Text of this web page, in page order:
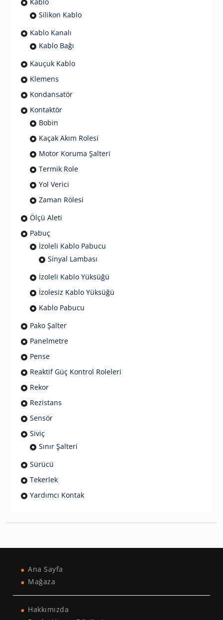
Silikon Kablo
Kablo Kanalı
Kablo Bağı
Kauçuk Kablo
Klemens
Kondansatör
Kontaktör
Bobin
Kaçak Akım Rolesi
Motor Koruma Şalteri
Termik Role
Yol Verici
Zaman Rölesi
Ölçü Aleti
Pabuç
İzoleli Kablo Pabucu
Sinyal Lambası
İzoleli Kablo Yüksüğü
İzolesiz Kablo Yüksüğü
Kablo Pabucu
Pako Şalter
Panelmetre
Pense
Reaktif Güç Kontrol Roleleri
Rekor
Rezistans
Sensör
Siviç
Sınır Şalteri
Sürücü
Tekerlek
Yardımcı Kontak
Ana Sayfa
Mağaza
Hakkımızda